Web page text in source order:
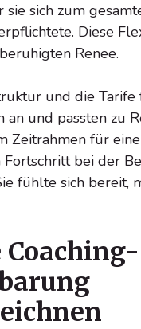
sie sich zum
Diese
Renee.
und die Tarife
an und passten zu
Zeitrahmen für
Fortschritt bei der
fühlte sich bereit,
Coaching-